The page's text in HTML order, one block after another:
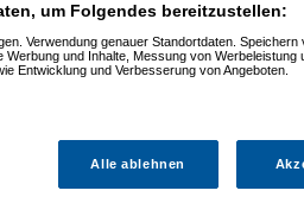
um Folgendes bereitzustellen:
Verwendung genauer Standortdaten. Speichern
und Inhalte, Messung von Werbeleistung
Entwicklung und Verbesserung von Angeboten.
Alle ablehnen